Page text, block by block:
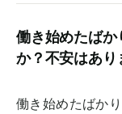
働き始めたばか
か？不安はあり
働き始めたばか